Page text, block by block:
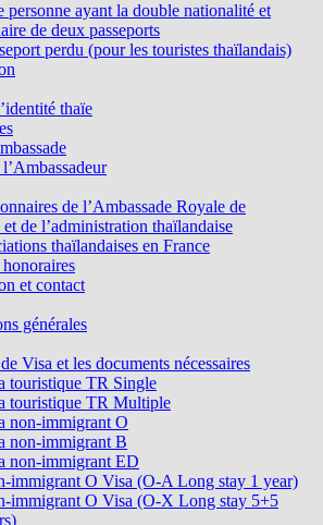
personne ayant la double nationalité et
de deux passeports
perdu (pour les touristes thaïlandais)
thaïe
de l’Ambassade Royale de
de l’administration thaïlandaise
thaïlandaises en France
et contact
générales
Visa et les documents nécessaires
touristique TR Single
touristique TR Multiple
non-immigrant O
non-immigrant B
non-immigrant ED
immigrant O Visa (O-A Long stay 1 year)
immigrant O Visa (O-X Long stay 5+5